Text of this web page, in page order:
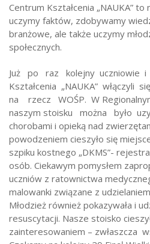
Bursa/Internat
Rekrutacja
Oferty pracy dla pracowników
Zadania realizowane z budżetu państwa
Centrum Kształcenia „NAUKA”
uczymy faktów, zdobywamy
branżowe, ale także uczymy
społecznych.
Już po raz kolejny uczniowie i
Kształcenia „NAUKA”
na rzecz WOŚP. W
naszym stoisku można było
chorobami i opieką nad
powodzeniem cieszyło się
szpiku kostnego „DKMS”-
osób. Ciekawym pomysłem
uczniów z ratownictwa
malowanki związane z
Młodzież również pokazywała i
resuscytacji. Nasze stoisko
zainteresowaniem – zwłaszcza